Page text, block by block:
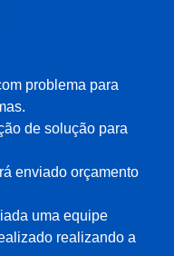
problema para
de solução para
enviado orçamento
uma equipe
realizando a